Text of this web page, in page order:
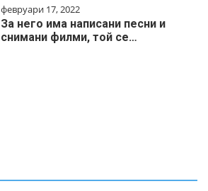
февруари 17, 2022
За него има написани песни и
снимани филми, той се…